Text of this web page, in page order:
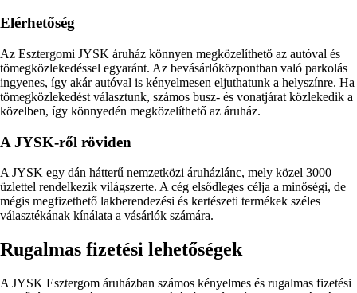
Elérhetőség
Az Esztergomi JYSK áruház könnyen megközelíthető az autóval és
tömegközlekedéssel egyaránt. Az bevásárlóközpontban való parkolás
ingyenes, így akár autóval is kényelmesen eljuthatunk a helyszínre. Ha
tömegközlekedést választunk, számos busz- és vonatjárat közlekedik a
közelben, így könnyedén megközelíthető az áruház.
A JYSK-ről röviden
A JYSK egy dán hátterű nemzetközi áruházlánc, mely közel 3000
üzlettel rendelkezik világszerte. A cég elsődleges célja a minőségi, de
mégis megfizethető lakberendezési és kertészeti termékek széles
választékának kínálata a vásárlók számára.
Rugalmas fizetési lehetőségek
A JYSK Esztergom áruházban számos kényelmes és rugalmas fizetési